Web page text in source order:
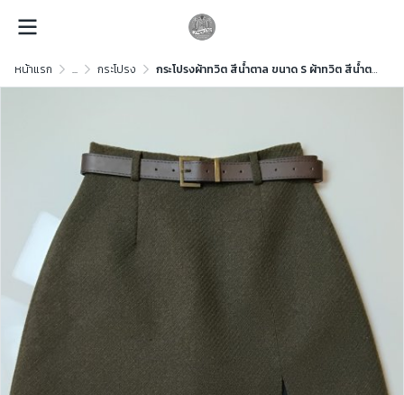
หน้าแรก ... กระโปรง กระโปรงผ้าทวิต สีน้ำตาล ขนาด S ผ้าทวิต สีน้ำตาล ขนาด S ผ้าทวิต สีน้ำตาล ขนาด S